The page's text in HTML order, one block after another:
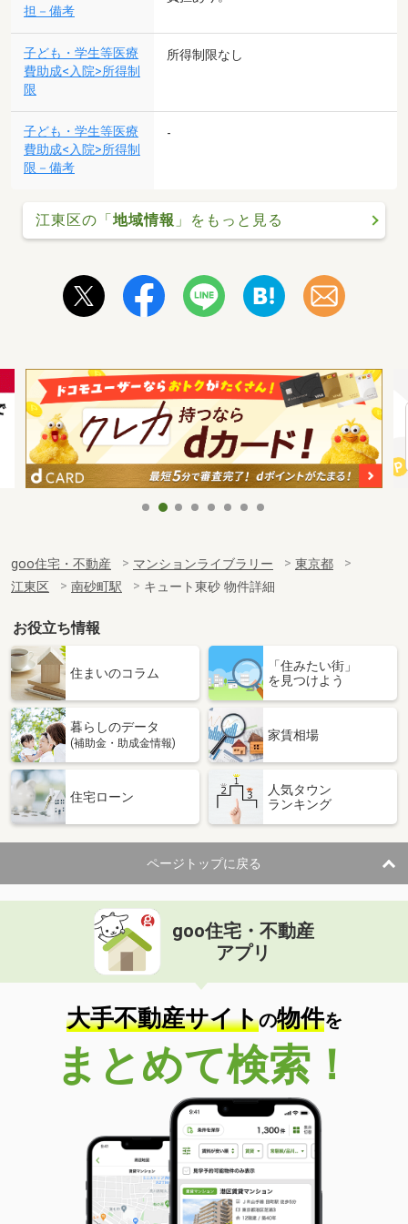
担－備考
子ども・学生等医療
費助成<入院>所得制
限
所得制限なし
子ども・学生等医療
費助成<入院>所得制
限－備考
-
江東区の「地域情報 」をもっと見る
goo住宅・不動産 マンションライブラリー
東京都
江東区
南砂町駅 キュート東砂 物件詳細
お役立ち情報
住まいのコラム
「住みたい街」
を見つけよう
暮らしのデータ
(補助金・助成金情報)
家賃相場
住宅ローン
人気タウン
ランキング
ページトップに戻る
goo住宅・不動産
アプリ
大手不動産サイトの物件を
まとめて検索！